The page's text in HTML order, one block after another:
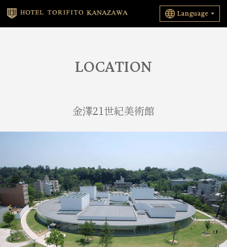
Language
LOCATION
金澤21世紀美術館